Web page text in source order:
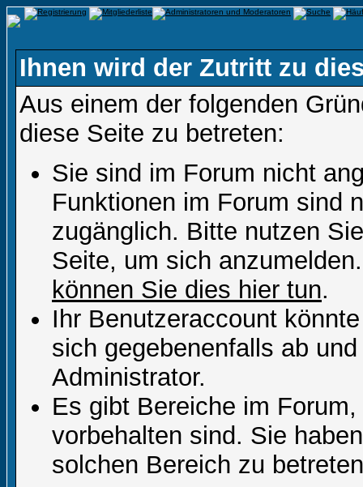
Ihnen wird der Zutritt zu
Aus einem der folgenden
diese Seite zu betreten:
Sie sind im Forum nicht
Funktionen im Forum sind
zugänglich. Bitte nutzen
Seite, um sich
können Sie dies hier tun.
Ihr Benutzeraccount
sich gegebenenfalls ab
Administrator.
Es gibt Bereiche im
vorbehalten sind. Sie
solchen Bereich zu